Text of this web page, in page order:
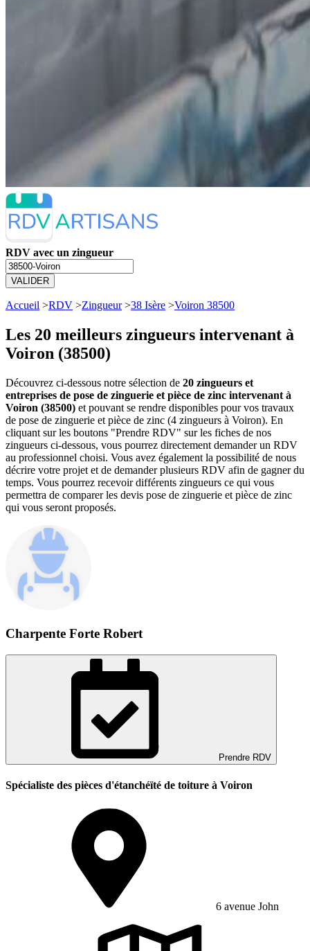
RDV avec un zingueur
VALIDER
Accueil >RDV >Zingueur>38 Isère >Voiron 38500
Les 20 meilleurs zingueurs intervenant à
Voiron (38500)
Découvrez ci-dessous notre sélection de 20 zingueurs et
entreprises de pose de zinguerie et pièce de zinc intervenant à
Voiron (38500) et pouvant se rendre disponibles pour vos travaux
de pose de zinguerie et pièce de zinc (4 zingueurs à Voiron). En
cliquant sur les boutons "Prendre RDV" sur les fiches de nos
zingueurs ci-dessous, vous pourrez directement demander un RDV
au professionnel choisi. Vous avez également la possibilité de nous
décrire votre projet et de demander plusieurs RDV afin de gagner du
temps. Vous pourrez recevoir différents zingueurs ce qui vous
permettra de comparer les devis pose de zinguerie et pièce de zinc
qui vous seront proposés.
Charpente Forte Robert
Prendre RDV
Spécialiste des pièces d'étanchéïté de toiture à Voiron
6 avenue John